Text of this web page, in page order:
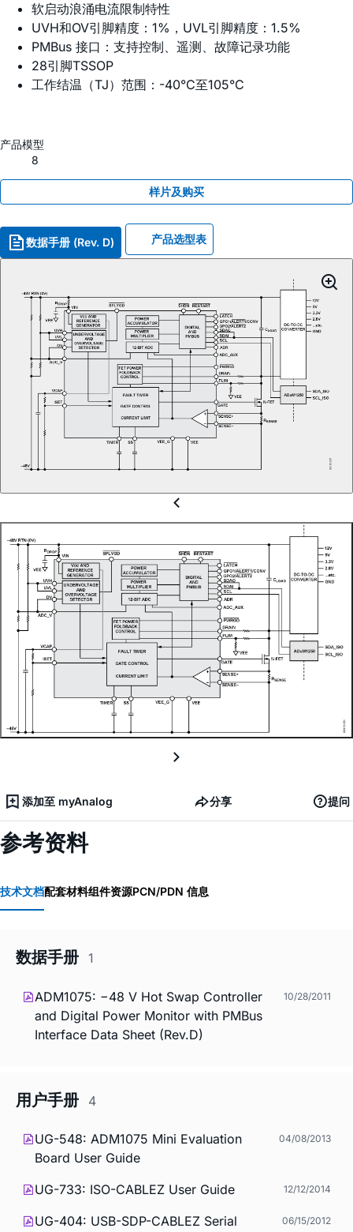
软启动浪涌电流限制特性
UVH和OV引脚精度：1%，UVL引脚精度：1.5%
PMBus 接口：支持控制、遥测、故障记录功能
28引脚TSSOP
工作结温（TJ）范围：-40°C至105°C
产品模型
8
样片及购买
数据手册 (Rev. D) 产品选型表
添加至 myAnalog 分享 提问
参考资料
技术文档配套材料组件资源PCN/PDN 信息
数据手册 1
ADM1075: −48 V Hot Swap Controller
and Digital Power Monitor with PMBus
Interface Data Sheet (Rev.D)
10/28/2011
用户手册 4
UG-548: ADM1075 Mini Evaluation
Board User Guide
04/08/2013
UG-733: ISO-CABLEZ User Guide 12/12/2014
UG-404: USB-SDP-CABLEZ Serial 06/15/2012